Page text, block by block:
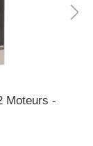
Moteurs -